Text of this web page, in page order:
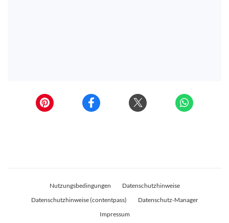
Nutzungsbedingungen
Datenschutzhinweise
Datenschutzhinweise (contentpass)
Datenschutz-Manager
Impressum